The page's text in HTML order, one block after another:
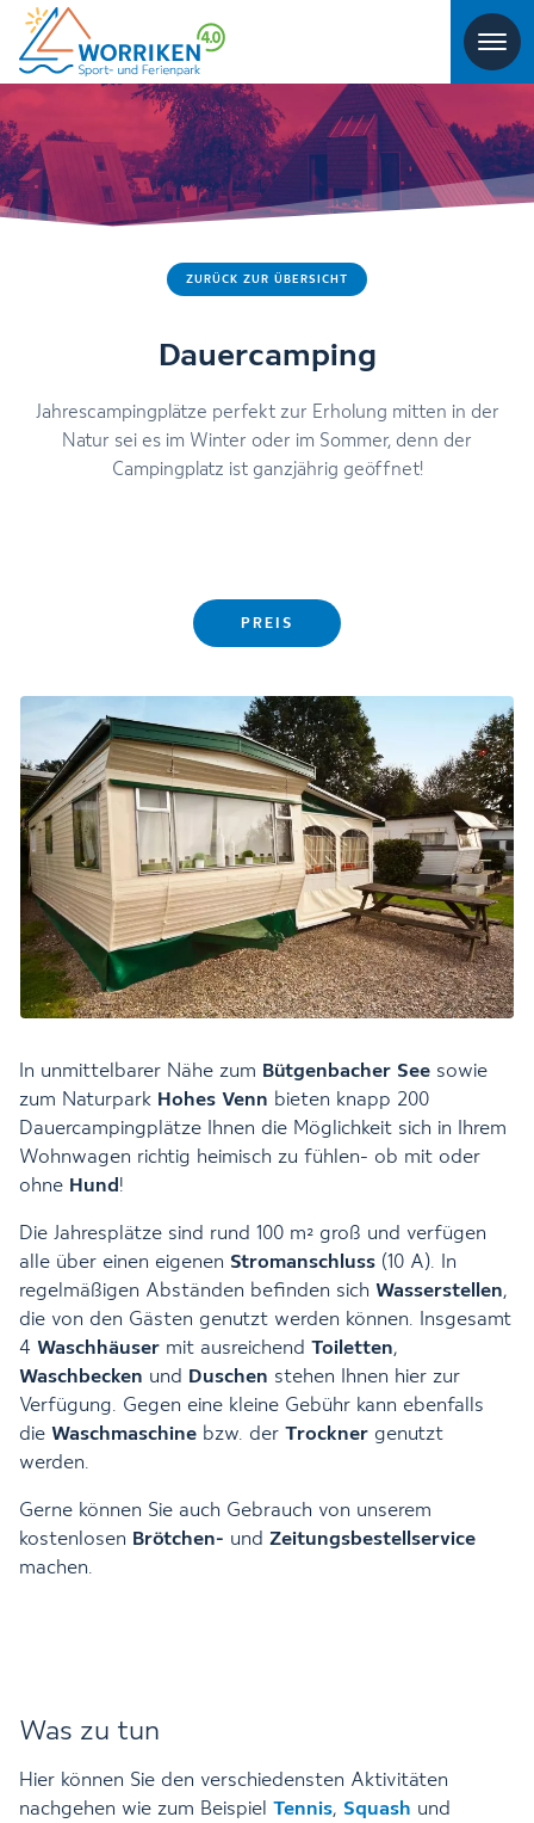
ZURÜCK ZUR ÜBERSICHT
Dauercamping
Jahrescampingplätze perfekt zur Erholung mitten in der
Natur sei es im Winter oder im Sommer, denn der
Campingplatz ist ganzjährig geöffnet!
PREIS
In unmittelbarer Nähe zum Bütgenbacher See sowie
zum Naturpark Hohes Venn bieten knapp 200
Dauercampingplätze Ihnen die Möglichkeit sich in Ihrem
Wohnwagen richtig heimisch zu fühlen- ob mit oder
ohne Hund !
Die Jahresplätze sind rund 100 m² groß und verfügen
alle über einen eigenen Stromanschluss (10 A). In
regelmäßigen Abständen befinden sich Wasserstellen,
die von den Gästen genutzt werden können. Insgesamt
4 Waschhäuser mit ausreichend Toiletten,
Waschbecken und Duschen stehen Ihnen hier zur
Verfügung. Gegen eine kleine Gebühr kann ebenfalls
die Waschmaschine bzw. der Trockner genutzt
werden.
Gerne können Sie auch Gebrauch von unserem
kostenlosen Brötchen- und Zeitungsbestellservice
machen.
Was zu tun
Hier können Sie den verschiedensten Aktivitäten
nachgehen wie zum Beispiel Tennis, Squash und